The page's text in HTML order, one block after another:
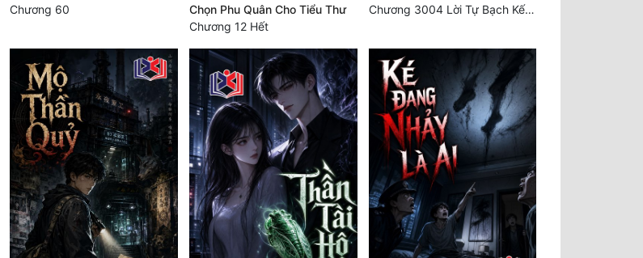
Chương 60
Chọn Phu Quân Cho Tiểu Thư
Chương 12 Hết
Chương 3004 Lời Tự Bạch Kết Thúc